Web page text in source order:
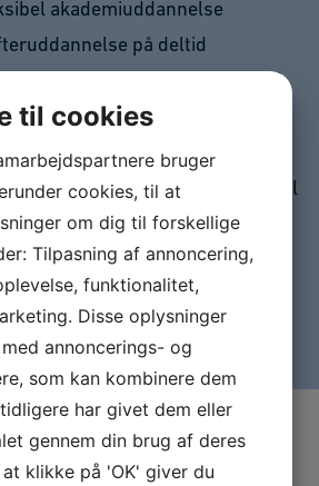
akademiuddannelse
på deltid
opbygget
din akademiuddannelse
- dit alternativ til HD 1. del
Niveau
Optagelseskrav
studieforberedelse
Handelsbetingelser
til cookies
bruger
cookies, til at
om dig til forskellige
Tilpasning af annoncering,
funktionalitet,
Disse oplysninger
annoncerings- og
som kan kombinere dem
har givet dem eller
gennem din brug af deres
klikke på 'OK' giver du